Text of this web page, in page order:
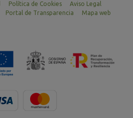
Política de Cookies
Aviso Legal
Portal de Transparencia Mapa web